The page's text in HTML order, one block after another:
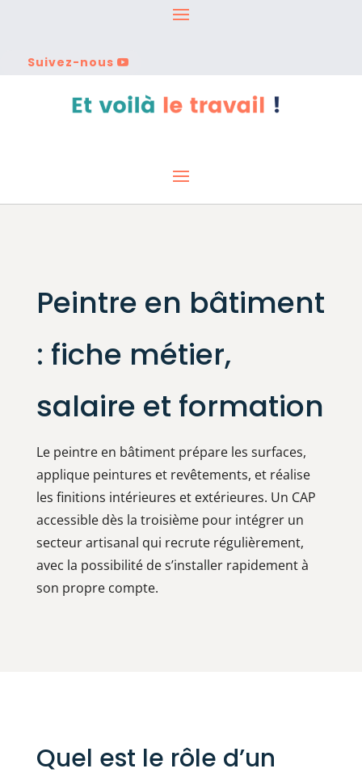
Suivez-nous
Peintre en bâtiment
: fiche métier,
salaire et formation
Le peintre en bâtiment prépare les surfaces,
applique peintures et revêtements, et réalise
les finitions intérieures et extérieures. Un CAP
accessible dès la troisième pour intégrer un
secteur artisanal qui recrute régulièrement,
avec la possibilité de s’installer rapidement à
son propre compte.
Quel est le rôle d’un